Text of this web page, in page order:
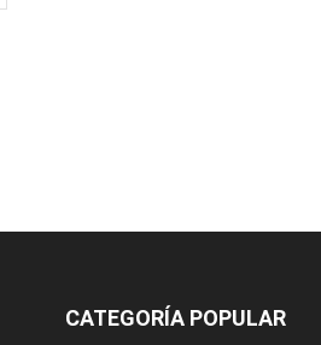
CATEGORÍA POPULAR